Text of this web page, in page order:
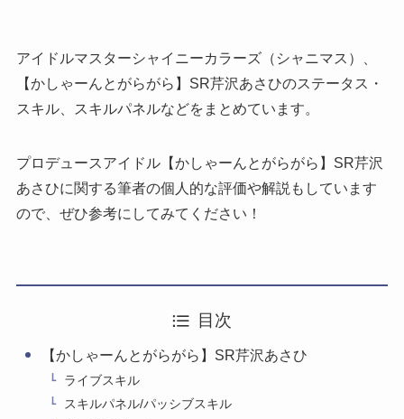
アイドルマスターシャイニーカラーズ（シャニマス）、
【かしゃーんとがらがら】SR芹沢あさひのステータス・
スキル、スキルパネルなどをまとめています。
プロデュースアイドル【かしゃーんとがらがら】SR芹沢
あさひに関する筆者の個人的な評価や解説もしています
ので、ぜひ参考にしてみてください！
目次
【かしゃーんとがらがら】SR芹沢あさひ
ライブスキル
スキルパネル/パッシブスキル